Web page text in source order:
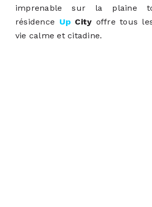
imprenable sur la plaine
résidence UpCity offre tous
vie calme et citadine.